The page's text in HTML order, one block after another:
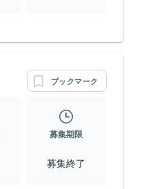
ブックマーク
募集期限
募集終了